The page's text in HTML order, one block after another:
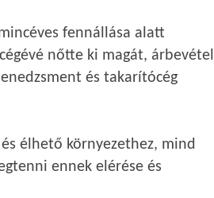
fennállása alatt
nőtte ki magát, árbevétel
és takarítócég
élhető környezethez, mind
ennek elérése és